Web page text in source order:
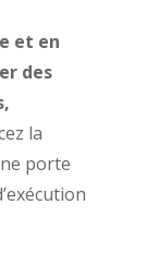
et en
des
la
porte